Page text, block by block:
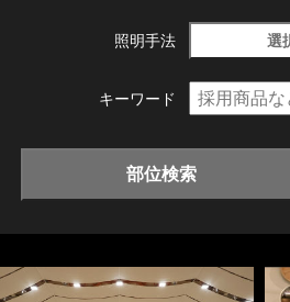
照明手法 選
キーワード
部位検索